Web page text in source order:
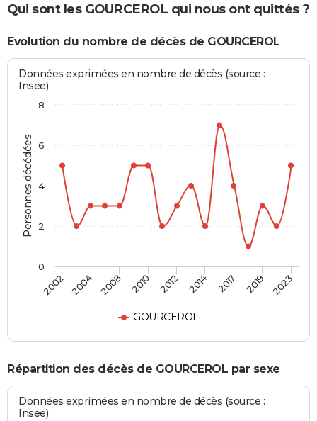
Qui sont les GOURCEROL qui nous ont quittés ?
Evolution du nombre de décès de GOURCEROL
Personnes décédées
Données exprimées en nombre de décès (source :
Insee)
GOURCEROL
2002 2004 2008 2010 2012 2014 2017 2019 2023
0
2
4
6
8
Répartition des décès de GOURCEROL par sexe
Données exprimées en nombre de décès (source :
Insee)